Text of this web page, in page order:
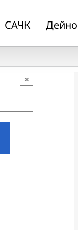
САЧК
×